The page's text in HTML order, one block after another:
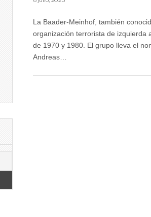
La Baader-Meinhof, también
organización terrorista de izquierda
de 1970 y 1980. El grupo lleva el
Andreas…